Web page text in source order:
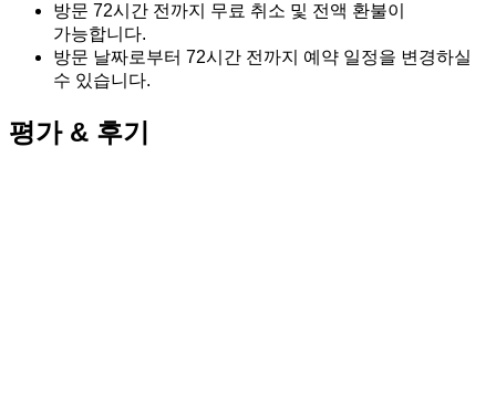
방문 72시간 전까지 무료 취소 및 전액 환불이
가능합니다.
방문 날짜로부터 72시간 전까지 예약 일정을 변경하실
수 있습니다.
평가 & 후기